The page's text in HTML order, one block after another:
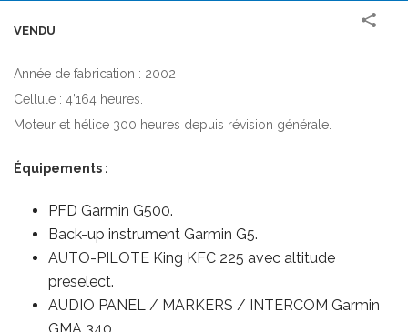
VENDU
Année de fabrication : 2002
Cellule : 4’164 heures.
Moteur et hélice 300 heures depuis révision générale.
Équipements :
PFD Garmin G500.
Back-up instrument Garmin G5.
AUTO-PILOTE King KFC 225 avec altitude
preselect.
AUDIO PANEL / MARKERS / INTERCOM Garmin